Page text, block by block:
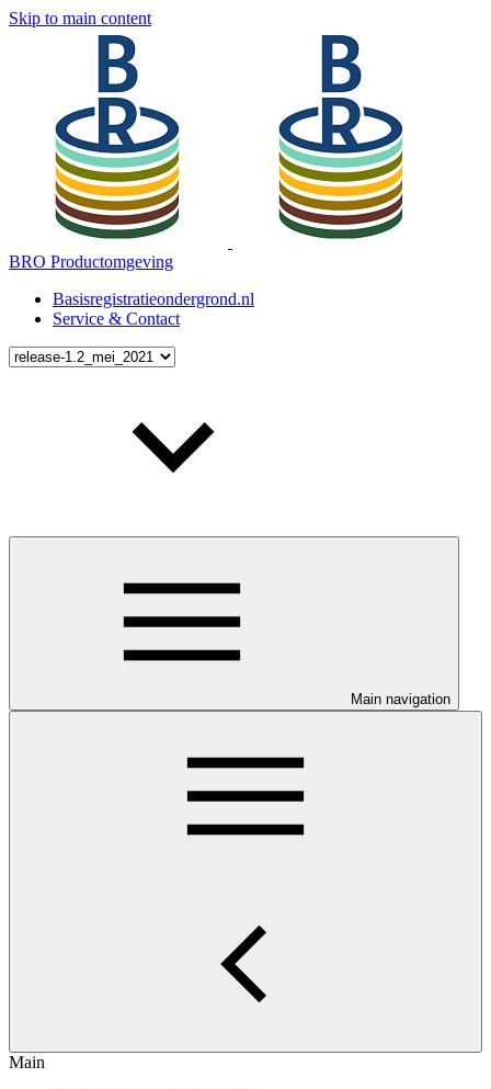
Skip to main content
BRO Productomgeving
Basisregistratieondergrond.nl
Service & Contact
Main navigation
Main